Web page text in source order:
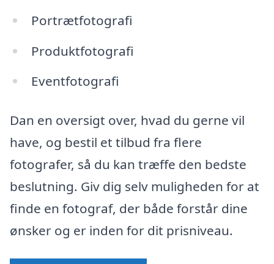
Portrætfotografi
Produktfotografi
Eventfotografi
Dan en oversigt over, hvad du gerne vil
have, og bestil et tilbud fra flere
fotografer, så du kan træffe den bedste
beslutning. Giv dig selv muligheden for at
finde en fotograf, der både forstår dine
ønsker og er inden for dit prisniveau.